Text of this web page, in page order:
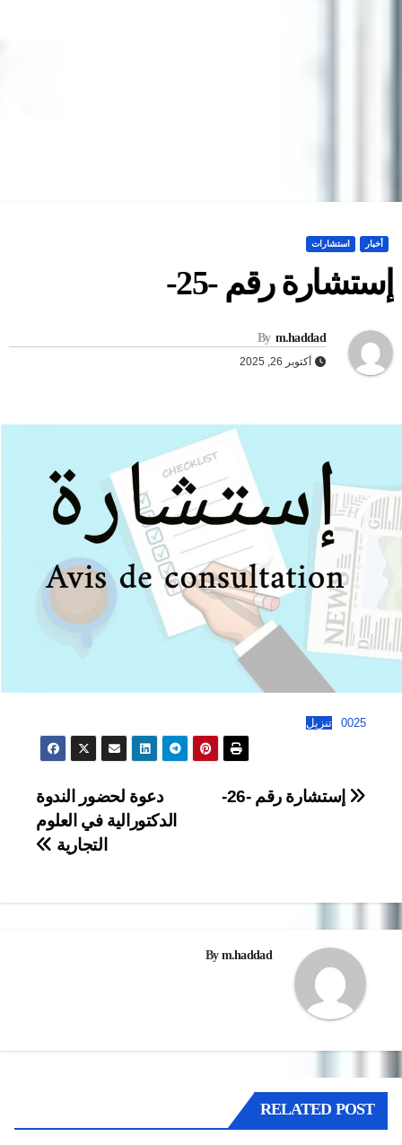
أخبار استشارات
رقم -25-
By m.haddad
أكتوبر 26, 2025
0025 تنزيل
تصفّح
دعوة لحضور الندوة
الدكتورالية في العلوم
التجارية
إستشارة رقم -26-
Bym.haddad
RELATED POST